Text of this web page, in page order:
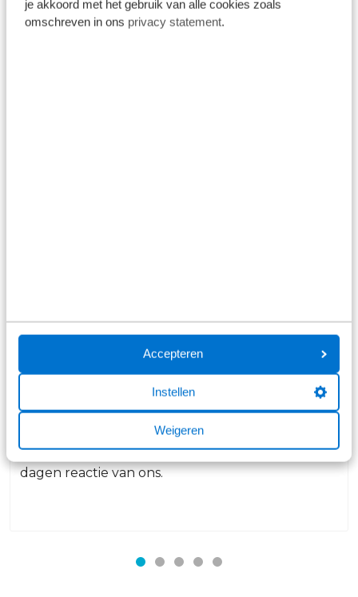
je akkoord met het gebruik van alle cookies zoals
omschreven in ons privacy statement.
Accepteren
Instellen
Weigeren
Je hebt een vacature gezien bij Broekhuis die jou
perfect past. Wat leuk! De eerste stap: stuur jouw
sollicitatie naar ons op. Je krijgt binnen 2 tot 4
dagen reactie van ons.